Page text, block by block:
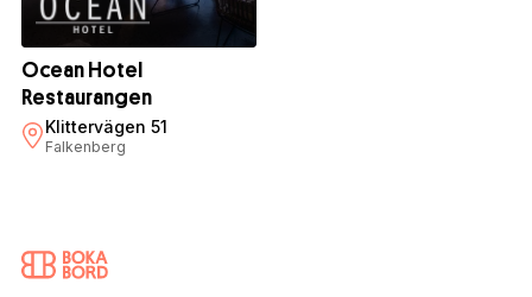
Ocean Hotel
Restaurangen
Klittervägen 51
Falkenberg